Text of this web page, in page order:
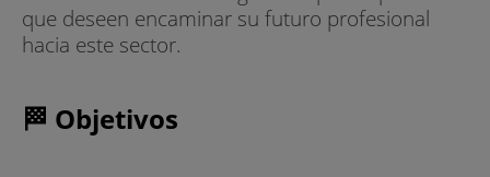
que deseen encaminar su futuro profesional
hacia este sector.
🏁 Objetivos